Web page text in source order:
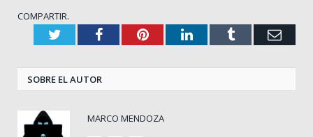
COMPARTIR.
TwitterFacebookPinterestLinkedInTumblr
SOBRE EL AUTOR
MARCO MENDOZA